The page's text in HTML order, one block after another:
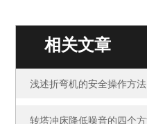
相关文章
浅述折弯机的安全操作方法